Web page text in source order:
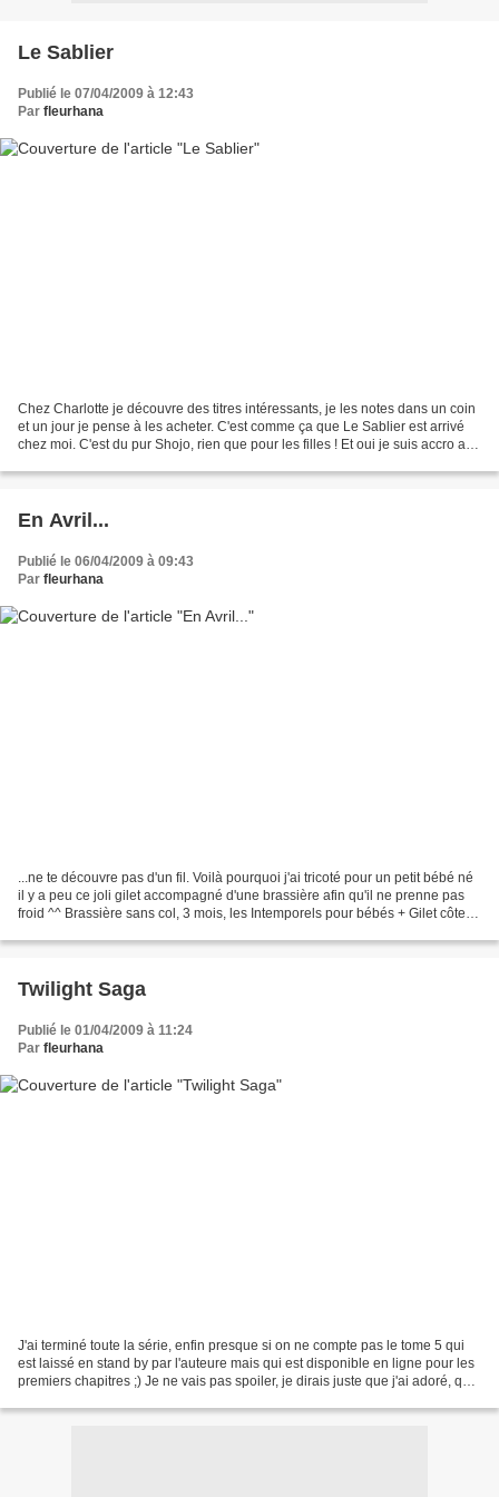
Le Sablier
Publié le 07/04/2009 à 12:43
Par fleurhana
Chez Charlotte je découvre des titres intéressants, je les notes dans un coin
et un jour je pense à les acheter. C'est comme ça que Le Sablier est arrivé
chez moi. C'est du pur Shojo, rien que pour les filles ! Et oui je suis accro aux
En Avril...
Publié le 06/04/2009 à 09:43
Par fleurhana
...ne te découvre pas d'un fil. Voilà pourquoi j'ai tricoté pour un petit bébé né
il y a peu ce joli gilet accompagné d'une brassière afin qu'il ne prenne pas
froid ^^ Brassière sans col, 3 mois, les Intemporels pour bébés + Gilet côtes
Twilight Saga
Publié le 01/04/2009 à 11:24
Par fleurhana
J'ai terminé toute la série, enfin presque si on ne compte pas le tome 5 qui
est laissé en stand by par l'auteure mais qui est disponible en ligne pour les
premiers chapitres ;) Je ne vais pas spoiler, je dirais juste que j'ai adoré, que